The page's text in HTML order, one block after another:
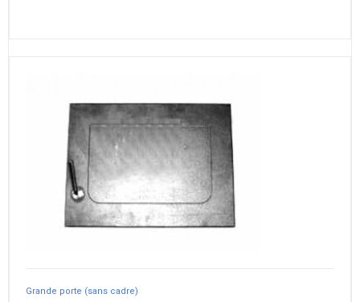
Grande porte (sans cadre)